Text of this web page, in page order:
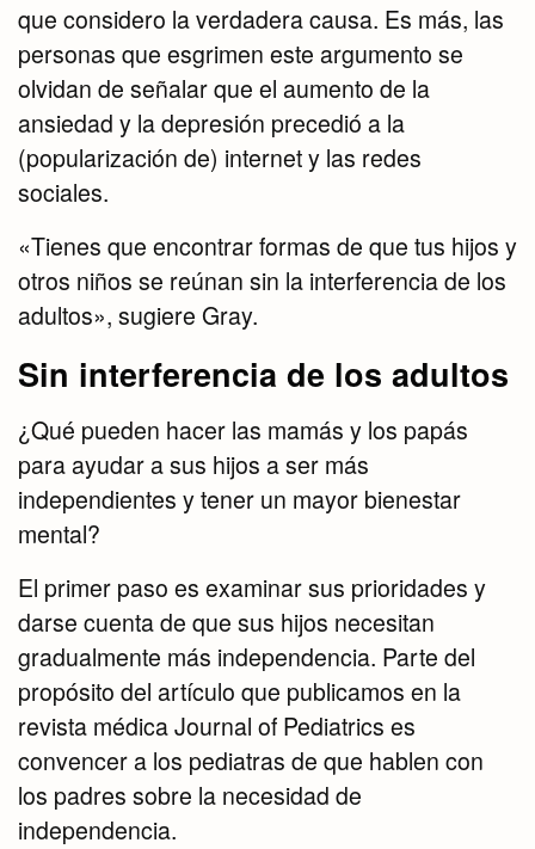
que considero la verdadera causa. Es más, las
personas que esgrimen este argumento se
olvidan de señalar que el aumento de la
ansiedad y la depresión precedió a la
(popularización de) internet y las redes
sociales.
«Tienes que encontrar formas de que tus hijos y
otros niños se reúnan sin la interferencia de los
adultos», sugiere Gray.
Sin interferencia de los adultos
¿Qué pueden hacer las mamás y los papás
para ayudar a sus hijos a ser más
independientes y tener un mayor bienestar
mental?
El primer paso es examinar sus prioridades y
darse cuenta de que sus hijos necesitan
gradualmente más independencia. Parte del
propósito del artículo que publicamos en la
revista médica Journal of Pediatrics es
convencer a los pediatras de que hablen con
los padres sobre la necesidad de
independencia.